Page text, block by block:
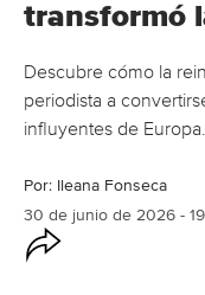
transformó
Descubre cómo la
periodista a
influyentes de Europa.
Por:
Ileana Fonseca
30 de junio de 2026 -